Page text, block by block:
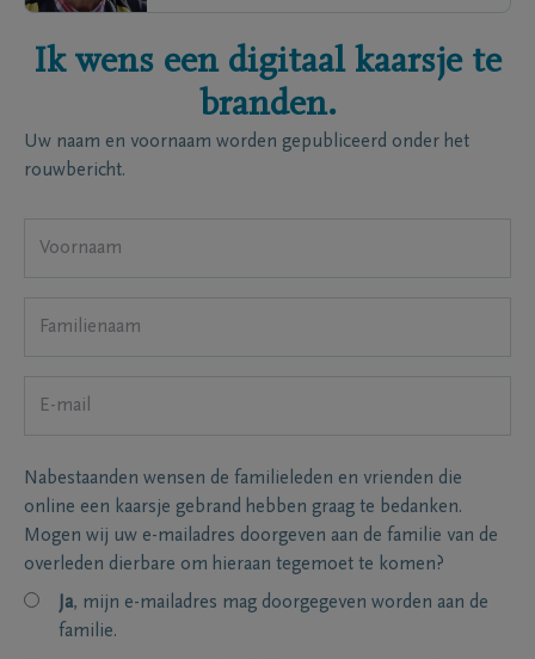
Ik wens een digitaal kaarsje te
branden.
Uw naam en voornaam worden gepubliceerd onder het
rouwbericht.
Nabestaanden wensen de familieleden en vrienden die
online een kaarsje gebrand hebben graag te bedanken.
Mogen wij uw e-mailadres doorgeven aan de familie van de
overleden dierbare om hieraan tegemoet te komen?
Ja, mijn e-mailadres mag doorgegeven worden aan de
familie.